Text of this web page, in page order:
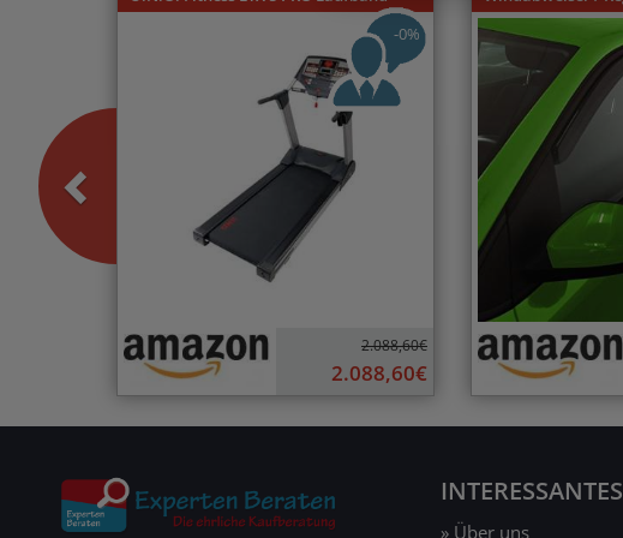
-0%
2.088,60€
2.088,60€
INTERESSANTES
» Über uns